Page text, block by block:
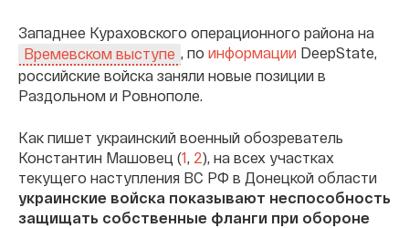
Западнее Кураховского операционного района на
Времевском выступе , по информации DeepState,
российские войска заняли новые позиции в
Раздольном и Ровнополе.
Как пишет украинский военный обозреватель
Константин Машовец (1, 2), на всех участках
текущего наступления ВС РФ в Донецкой области
украинские войска показывают неспособность
защищать собственные фланги при обороне